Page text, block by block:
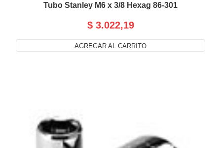
Tubo Stanley M6 x 3/8 Hexag 86-301
$ 3.022,19
AGREGAR AL CARRITO